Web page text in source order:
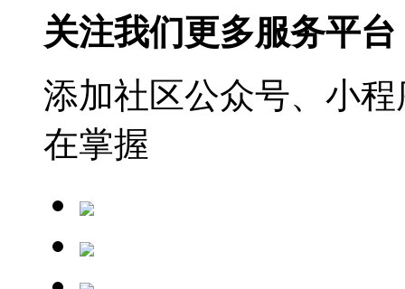
关注我们更多服务平台
添加社区公众号、小
在掌握